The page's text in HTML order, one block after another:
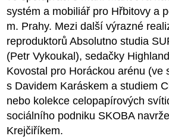
systém a mobiliář pro Hřbitovy a
m. Prahy. Mezi další výrazné
reproduktorů Absolutno studia
(Petr Vykoukal), sedačky
Kovostal pro Horáckou arénu (ve
s Davidem Karáskem a studiem
nebo kolekce celopapírových
sociálního podniku SKOBA
Krejčiříkem.